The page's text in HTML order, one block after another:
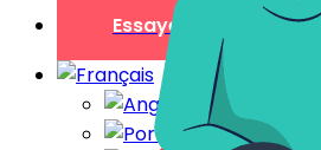
Essayer gratuitement